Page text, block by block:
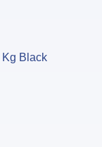
Kg Black